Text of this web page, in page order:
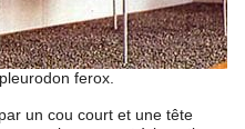
ferox.
un cou court et une tête